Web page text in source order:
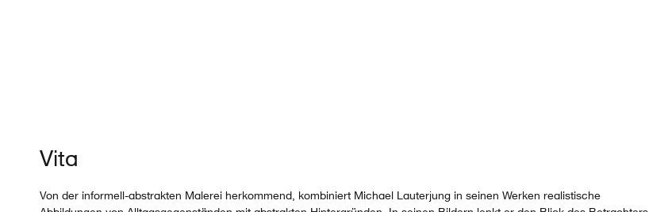
Vita
Von der informell-abstrakten Malerei herkommend, kombiniert Michael Lauterjung in seinen Werken realistische